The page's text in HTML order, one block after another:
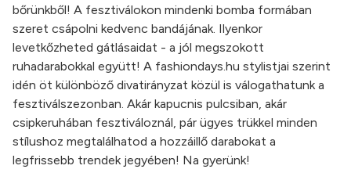
bőrünkből! A fesztiválokon mindenki bomba formában
szeret csápolni kedvenc bandájának. Ilyenkor
levetkőzheted gátlásaidat - a jól megszokott
ruhadarabokkal együtt! A fashiondays.hu stylistjai szerint
idén öt különböző divatirányzat közül is válogathatunk a
fesztiválszezonban. Akár kapucnis pulcsiban, akár
csipkeruhában fesztiváloznál, pár ügyes trükkel minden
stílushoz megtalálhatod a hozzáillő darabokat a
legfrissebb trendek jegyében! Na gyerünk!